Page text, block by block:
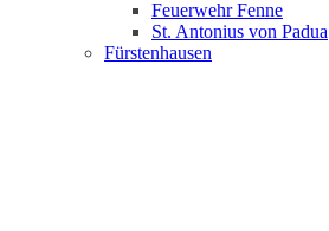
Feuerwehr Fenne
St. Antonius von Padua
Fürstenhausen